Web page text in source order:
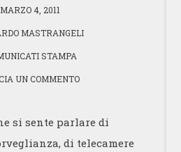
MARZO 4, 2011
MASTRANGELI
STAMPA
UN COMMENTO
si sente parlare di
di telecamere